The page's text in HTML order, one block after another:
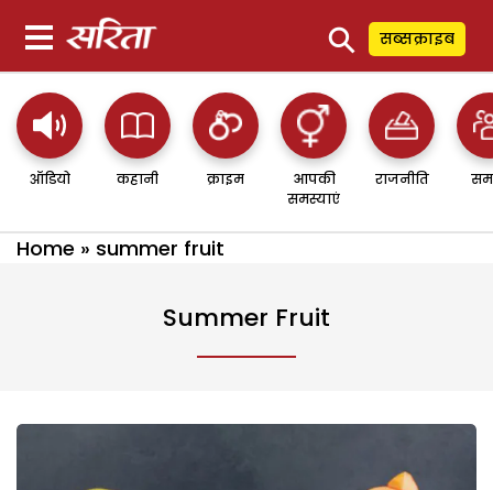
⚲ सब्सक्राइब
ऑडियो कहानी क्राइम
आपकी
समस्याएं
राजनीति
Home » summer fruit
Summer Fruit